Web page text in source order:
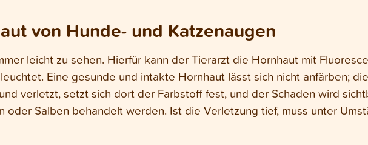
von Hunde- und Katzenaugen
leicht zu sehen. Hierfür kann der Tierarzt die Hornhaut mit
Eine gesunde und intakte Hornhaut lässt sich nicht anfärben;
verletzt, setzt sich dort der Farbstoff fest, und der Schaden wird
oder Salben behandelt werden. Ist die Verletzung tief, muss unter